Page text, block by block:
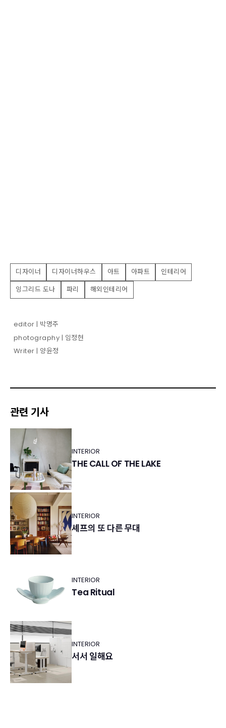
디자이너 디자이너하우스 아트 아파트
인테리어
잉그리드 도나
파리 해외인테리어
editor | 박명주
photography | 임정현
Writer | 양윤정
관련 기사
INTERIOR
THE CALL OF THE LAKE
INTERIOR
셰프의 또 다른 무대
INTERIOR
Tea Ritual
INTERIOR
서서 일해요